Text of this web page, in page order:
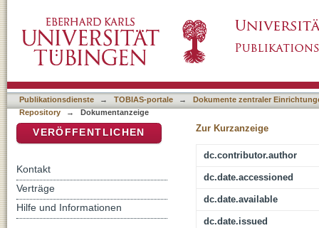
Publikationsdienste → TOBIAS-portale →
Dokumente zentraler
Repository
→ Dokumentanzeige
Zur Kurzanzeige
dc.contributor.author
dc.date.accessioned
dc.date.available
dc.date.issued
VERÖFFENTLICHEN
Kontakt
Verträge
Hilfe und Informationen